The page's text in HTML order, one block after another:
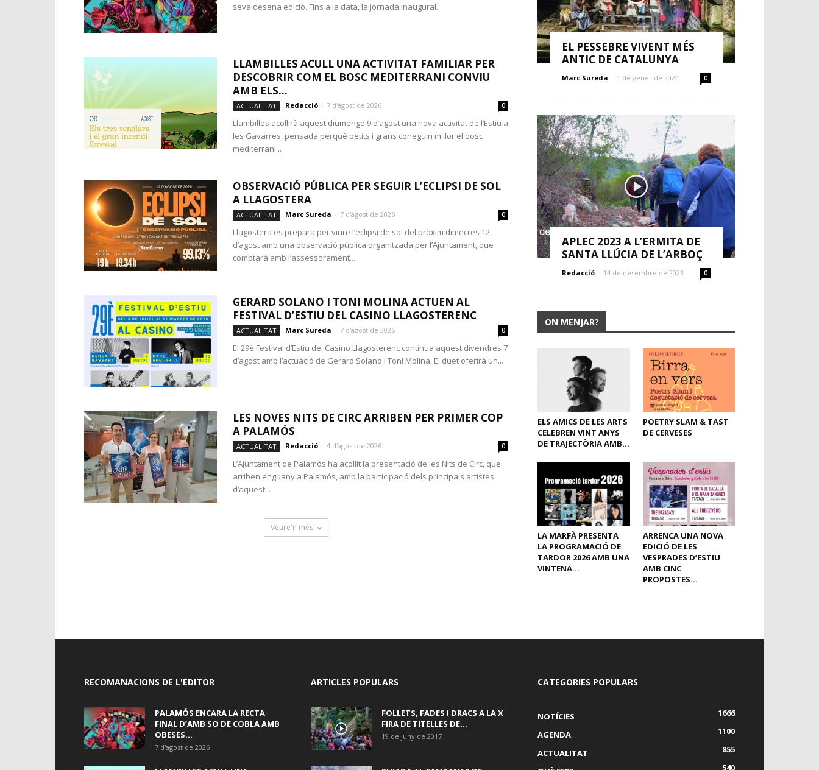
seva desena edició. Fins a la data, la jornada inaugural...
LLAMBILLES ACULL UNA ACTIVITAT FAMILIAR PER
DESCOBRIR COM EL BOSC MEDITERRANI CONVIU
AMB ELS...
ACTUALITAT Redacció - 7 d'agost de 2026 0
Llambilles acollirà aquest diumenge 9 d’agost una nova activitat de l’Estiu a
les Gavarres, pensada perquè petits i grans coneguin millor el bosc
mediterrani...
OBSERVACIÓ PÚBLICA PER SEGUIR L’ECLIPSI DE SOL
A LLAGOSTERA
ACTUALITAT Marc Sureda - 7 d'agost de 2026 0
Llagostera es prepara per viure l’eclipsi de sol del pròxim dimecres 12
d’agost amb una observació pública organitzada per l’Ajuntament, que
comptarà amb l’assessorament...
GERARD SOLANO I TONI MOLINA ACTUEN AL
FESTIVAL D’ESTIU DEL CASINO LLAGOSTERENC
ACTUALITAT Marc Sureda - 7 d'agost de 2026 0
El 29è Festival d’Estiu del Casino Llagosterenc continua aquest divendres 7
d’agost amb l’actuació de Gerard Solano i Toni Molina. El duet oferirà un...
LES NOVES NITS DE CIRC ARRIBEN PER PRIMER COP
A PALAMÓS
ACTUALITAT Redacció - 4 d'agost de 2026 0
L’Ajuntament de Palamós ha acollit la presentació de les Nits de Circ, que
arriben enguany a Palamós, amb la participació dels principals artistes
d’aquest...
Veure'n més
EL PESSEBRE VIVENT MÉS
ANTIC DE CATALUNYA
Marc Sureda - 1 de gener de 2024 0
APLEC 2023 A L’ERMITA DE
SANTA LLÚCIA DE L’ARBOÇ
Redacció - 14 de desembre de 2023 0
ON MENJAR?
ELS AMICS DE LES ARTS
CELEBREN VINT ANYS
DE TRAJECTÒRIA AMB...
POETRY SLAM & TAST
DE CERVESES
LA MARFÀ PRESENTA
LA PROGRAMACIÓ DE
TARDOR 2026 AMB UNA
VINTENA...
ARRENCA UNA NOVA
EDICIÓ DE LES
VESPRADES D’ESTIU
AMB CINC
PROPOSTES...
RECOMANACIONS DE L'EDITOR
PALAMÓS ENCARA LA RECTA
FINAL D’AMB SO DE COBLA AMB
OBESES...
7 d'agost de 2026
ARTICLES POPULARS
FOLLETS, FADES I DRACS A LA X
FIRA DE TITELLES DE...
19 de juny de 2017
CATEGORIES POPULARS
NOTÍCIES
1666
AGENDA
1100
ACTUALITAT
855